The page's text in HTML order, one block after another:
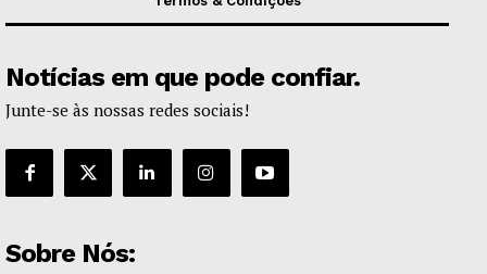
Notícias em que pode confiar.
Junte-se às nossas redes sociais!
Sobre Nós: